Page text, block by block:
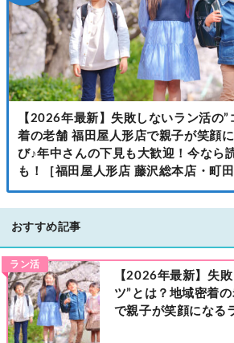
【2026年最新】失敗しないラン活の”
着の老舗 福田屋人形店で親子が笑顔
び♪年中さんの下見も大歓迎！今なら
も！［福田屋人形店 藤沢総本店・町
リー溝口店］
おすすめ記事
ラン活
【2026年最新】失
ツ”とは？地域密着
で親子が笑顔になる